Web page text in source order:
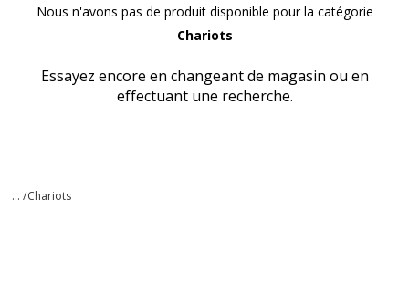
Nous n'avons pas de produit disponible pour la catégorie
Chariots
Essayez encore en changeant de magasin ou en
effectuant une recherche.
... /Chariots